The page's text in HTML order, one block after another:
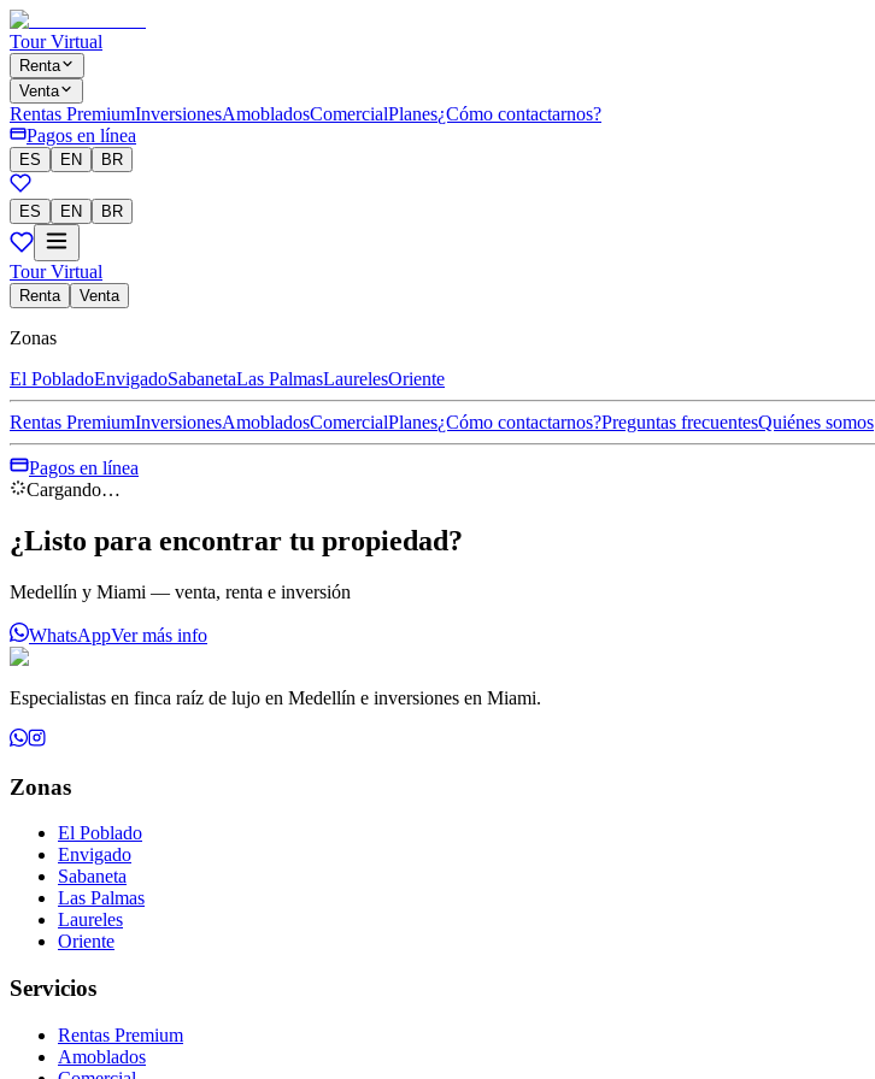
Tour Virtual
Renta
Venta
Rentas PremiumInversionesAmobladosComercialPlanes¿Cómo contactarnos?
Pagos en línea
ES EN BR
ES EN BR
Tour Virtual
Renta Venta
Zonas
El PobladoEnvigadoSabanetaLas PalmasLaurelesOriente
Rentas PremiumInversionesAmobladosComercialPlanes¿Cómo contactarnos?Preguntas frecuentesQuiénes somos
Pagos en línea
Cargando…
¿Listo para encontrar tu propiedad?
Medellín y Miami — venta, renta e inversión
WhatsAppVer más info
Especialistas en finca raíz de lujo en Medellín e inversiones en Miami.
Zonas
El Poblado
Envigado
Sabaneta
Las Palmas
Laureles
Oriente
Servicios
Rentas Premium
Amoblados